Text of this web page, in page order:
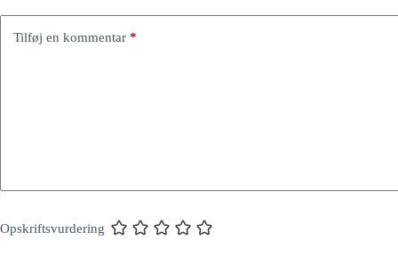
Tilføj en kommentar *
Opskriftsvurdering